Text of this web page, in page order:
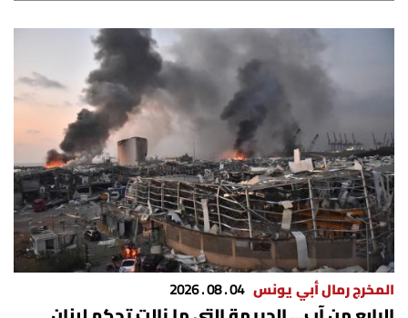
الرياضة
منوّعات
حظّك اليوم
للتاريخ
فيديو
المخرج رمال أبي يونس 04 . 08 . 2026